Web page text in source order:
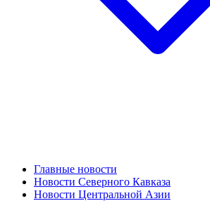
Главные новости
Новости Северного Кавказа
Новости Центральной Азии